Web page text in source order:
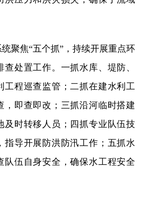
聚焦“五个抓”，持续开展重点环
处置工作。一抓水库、堤防、
工程巡查监管；二抓在建水利工
，即查即改；三抓沿河临时搭建
及时转移人员；四抓专业队伍技
指导开展防洪防汛工作；五抓水
队伍自身安全，确保水工程安全